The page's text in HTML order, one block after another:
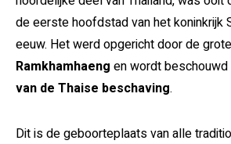
de eerste hoofdstad van het koninkrijk
eeuw. Het werd opgericht door de
Ramkhamhaeng en wordt
van de Thaise beschaving.
Dit is de geboorteplaats van alle